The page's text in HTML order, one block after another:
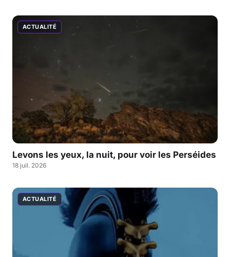
ACTUALITÉ
Levons les yeux, la nuit, pour voir les Perséides
18 juil. 2026
ACTUALITÉ